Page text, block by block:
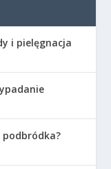
i pielęgnacja
podbródka?